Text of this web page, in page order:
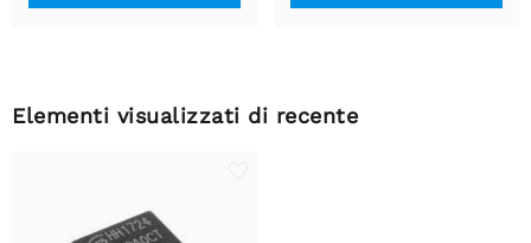
Elementi visualizzati di recente